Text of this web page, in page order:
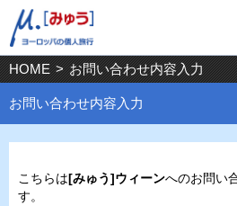
HOME > お問い合わせ内容入力
お問い合わせ内容入力
こちらは[みゅう]ウィーンへのお問い
す。